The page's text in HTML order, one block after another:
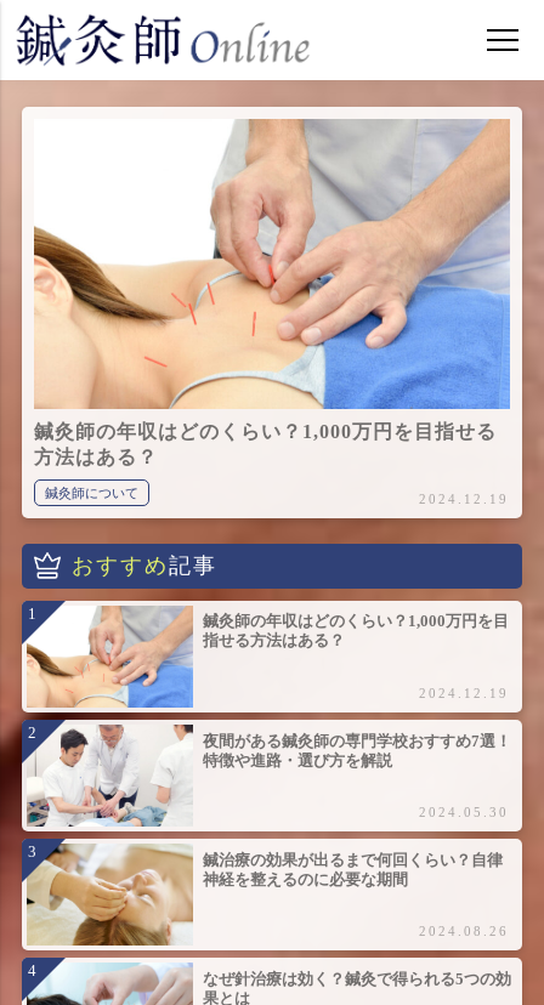
鍼灸師の年収はどのくらい？1,000万円を目指せる
方法はある？
鍼灸師について 2024.12.19
おすすめ記事
鍼灸師の年収はどのくらい？1,000万円を目
指せる方法はある？
2024.12.19
夜間がある鍼灸師の専門学校おすすめ7選！
特徴や進路・選び方を解説
2024.05.30
鍼治療の効果が出るまで何回くらい？自律
神経を整えるのに必要な期間
2024.08.26
なぜ針治療は効く？鍼灸で得られる5つの効
果とは